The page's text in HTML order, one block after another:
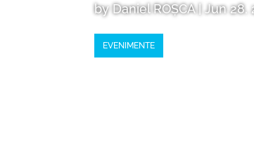
byDaniel ROȘCA|Jun 28,
EVENIMENTE